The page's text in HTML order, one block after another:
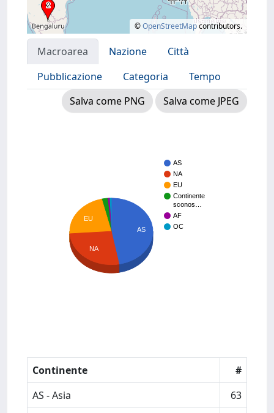
©OpenStreetMapcontributors.
Macroarea Nazione
Città
Pubblicazione
Categoria
Tempo
Salva come PNG
Salva come JPEG
AS
NA
EU
Continente
sconos…
AF
OC
AS
EU
NA
Continente
#
AS - Asia
63